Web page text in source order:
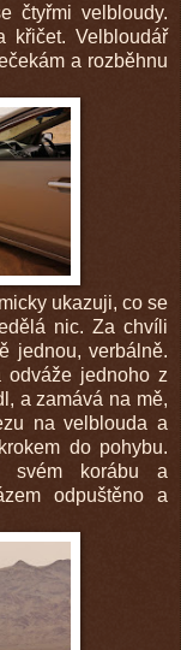
čtyřmi velbloudy.
Velbloudář
a rozběhnu
ukazuji, co se
nic. Za chvíli
jednou, verbálně.
odváže jednoho z
a zamává na mě,
na velblouda a
do pohybu.
svém korábu a
odpuštěno a